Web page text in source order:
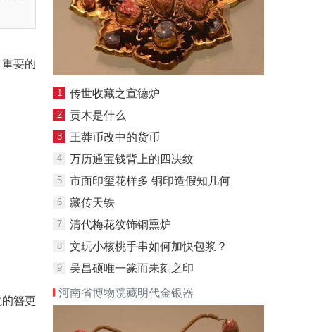
要的
簪更
1 传世收藏之宣德炉
2 贡木是什么
3 王莽币改中的货币
4 万历通宝钱背上的四决纹
5 市面印玺花样多 铜印造假知几何
6 藏传天铁
7 清代梅花纹饰铜熏炉
8 文玩小核桃手串如何加快包浆？
9 吴昌硕唯一篆而未刻之印
河南省博物院藏明代金银器